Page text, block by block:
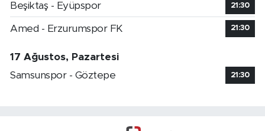
Beşiktaş - Eyüpspor 21:30
Amed - Erzurumspor FK 21:30
17 Ağustos, Pazartesi
Samsunspor - Göztepe
21:30